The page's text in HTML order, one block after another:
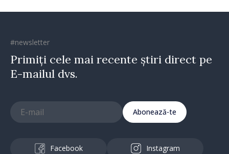
#newsletter
Primiți cele mai recente știri direct pe
E-mailul dvs.
Abonează-te
Facebook Instagram